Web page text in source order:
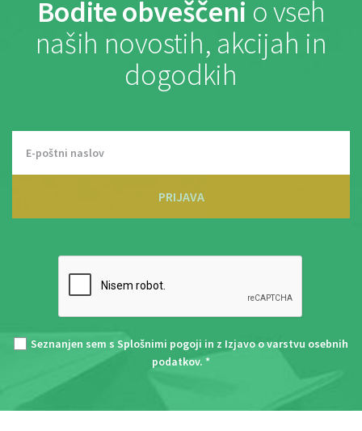
Bodite obveščeni o vseh
naših novostih, akcijah in
dogodkih
PRIJAVA
Seznanjen sem s Splošnimi pogoji in z Izjavo o varstvu osebnih
podatkov. *